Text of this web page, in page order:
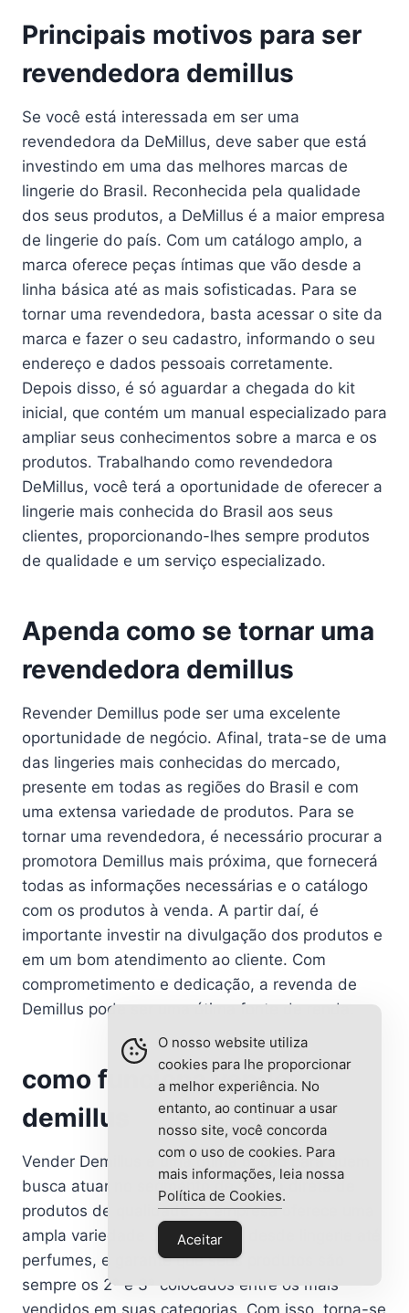
Principais motivos para ser
revendedora demillus
Se você está interessada em ser uma
revendedora da DeMillus, deve saber que está
investindo em uma das melhores marcas de
lingerie do Brasil. Reconhecida pela qualidade
dos seus produtos, a DeMillus é a maior empresa
de lingerie do país. Com um catálogo amplo, a
marca oferece peças íntimas que vão desde a
linha básica até as mais sofisticadas. Para se
tornar uma revendedora, basta acessar o site da
marca e fazer o seu cadastro, informando o seu
endereço e dados pessoais corretamente.
Depois disso, é só aguardar a chegada do kit
inicial, que contém um manual especializado para
ampliar seus conhecimentos sobre a marca e os
produtos. Trabalhando como revendedora
DeMillus, você terá a oportunidade de oferecer a
lingerie mais conhecida do Brasil aos seus
clientes, proporcionando-lhes sempre produtos
de qualidade e um serviço especializado.
Apenda como se tornar uma
revendedora demillus
Revender Demillus pode ser uma excelente
oportunidade de negócio. Afinal, trata-se de uma
das lingeries mais conhecidas do mercado,
presente em todas as regiões do Brasil e com
uma extensa variedade de produtos. Para se
tornar uma revendedora, é necessário procurar a
promotora Demillus mais próxima, que fornecerá
todas as informações necessárias e o catálogo
com os produtos à venda. A partir daí, é
importante investir na divulgação dos produtos e
em um bom atendimento ao cliente. Com
comprometimento e dedicação, a revenda de
Demillus pode ser uma ótima fonte de renda.
como funciona vender
demillus
Vender Demillus é uma ótima opção para quem
busca atuar no segmento de venda direta de
produtos de qualidade. A empresa oferece uma
ampla variedade de produtos, desde lingerie até
perfumes, e garante que seus produtos são
sempre os 2ª e 3ª colocados entre os mais
O nosso website utiliza
cookies para lhe proporcionar
a melhor experiência. No
entanto, ao continuar a usar
nosso site, você concorda
com o uso de cookies. Para
mais informações, leia nossa
Política de Cookies.
Aceitar